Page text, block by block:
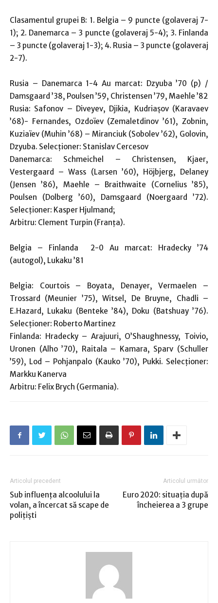
Clasamentul grupei B: 1. Belgia – 9 puncte (golaveraj 7-
1); 2. Danemarca – 3 puncte (golaveraj 5-4); 3. Finlanda
– 3 puncte (golaveraj 1-3); 4. Rusia – 3 puncte (golaveraj
2-7).
Rusia – Danemarca 1-4 Au marcat: Dzyuba ’70 (p) /
Damsgaard ’38, Poulsen ’59, Christensen ’79, Maehle ’82
Rusia: Safonov – Diveyev, Djikia, Kudriaşov (Karavaev
’68)- Fernandes, Ozdoïev (Zemaletdinov ’61), Zobnin,
Kuziaïev (Muhin ’68) – Miranciuk (Sobolev ’62), Golovin,
Dzyuba. Selecţioner: Stanislav Cercesov
Danemarca: Schmeichel – Christensen, Kjaer,
Vestergaard – Wass (Larsen ’60), Höjbjerg, Delaney
(Jensen ’86), Maehle – Braithwaite (Cornelius ’85),
Poulsen (Dolberg ’60), Damsgaard (Noergaard ’72).
Selecţioner: Kasper Hjulmand;
Arbitru: Clement Turpin (Franţa).
Belgia – Finlanda 2-0 Au marcat: Hradecky ’74
(autogol), Lukaku ’81
Belgia: Courtois – Boyata, Denayer, Vermaelen –
Trossard (Meunier ’75), Witsel, De Bruyne, Chadli –
E.Hazard, Lukaku (Benteke ’84), Doku (Batshuay ’76).
Selecţioner: Roberto Martinez
Finlanda: Hradecky – Arajuuri, O’Shaughnessy, Toivio,
Uronen (Alho ’70), Raitala – Kamara, Sparv (Schuller
’59), Lod – Pohjanpalo (Kauko ’70), Pukki. Selecţioner:
Markku Kanerva
Arbitru: Felix Brych (Germania).
Articolul precedent
Sub influența alcoolului la
volan, a încercat să scape de
polițiști
Articolul următor
Euro 2020: situaţia după
încheierea a 3 grupe